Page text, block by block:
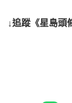
↓追蹤《星島頭